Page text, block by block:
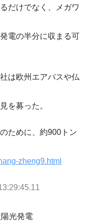
だけでなく、メガワ
電の半分に収まる可
は欧州エアバスや仏
を募った。
ために、約900トン
zheng9.html
光発電